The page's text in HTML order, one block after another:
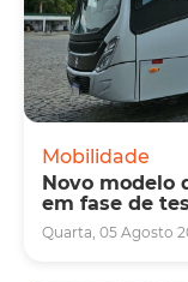
Mobilidade
Novo modelo
em fase de
Quarta, 05 Agosto